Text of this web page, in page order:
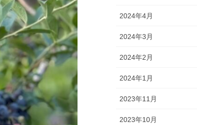
2024年4月
2024年3月
2024年2月
2024年1月
2023年11月
2023年10月